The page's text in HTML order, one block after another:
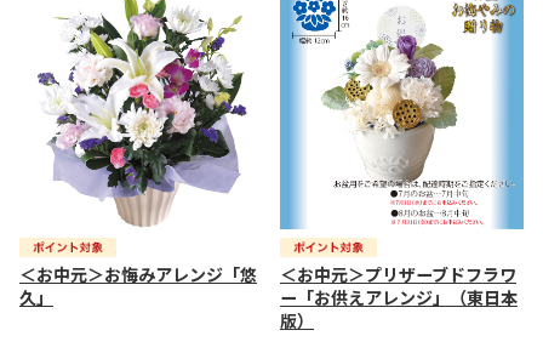
＜お中元＞お悔みアレンジ「悠
久」
＜お中元＞プリザーブドフラワ
ー「お供えアレンジ」（東日本
版）